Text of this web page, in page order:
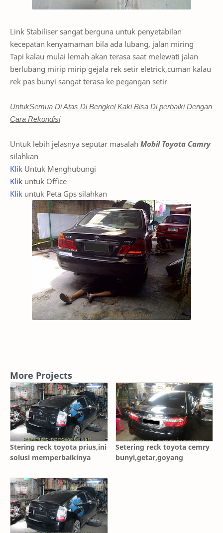
Link Stabiliser sangat berguna untuk penyetabilan
kecepatan kenyamaman bila ada lubang, jalan miring
Tapi kalau mulai lemah akan terasa saat melewati jalan
berlubang mirip mirip gejala rek setir eletrick,cuman kalau
rek pas bunyi sangat terasa ke pegangan setir
UntukSemua Di Atas Di Bengkel Kaki Bisa Di perbaiki Dengan
Cara Rekondisi
Untuk lebih jelasnya seputar masalah Mobil Toyota Camry
silahkan
Klik Untuk Menghubungi
Klik untuk Office
Klik untuk Peta Gps silahkan
More Projects
Stering reck toyota prius,ini
solusi memperbaikinya
Setering reck toyota cemry
bunyi,getar,goyang